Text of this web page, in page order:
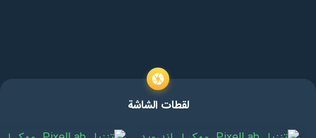
لقطات الشاشة